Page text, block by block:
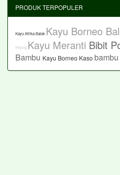
PRODUK TERPOPULER
Kayu Afrika Balok Kayu Borneo
Petung Kayu Meranti Bibit
Bambu Kayu Borneo Kaso bambu